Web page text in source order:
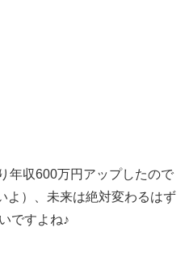
年収600万円アップしたので
よ）
、未来は絶対変わるはず
ですよね♪